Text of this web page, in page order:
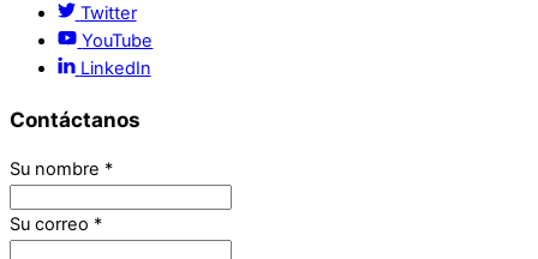
Twitter
YouTube
LinkedIn
Contáctanos
Su nombre *
Su correo *